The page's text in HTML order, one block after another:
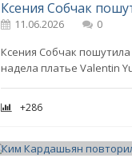
Ксения Собчак
11.06.2026
0
Ксения Собчак
надела платье Valentin
+286